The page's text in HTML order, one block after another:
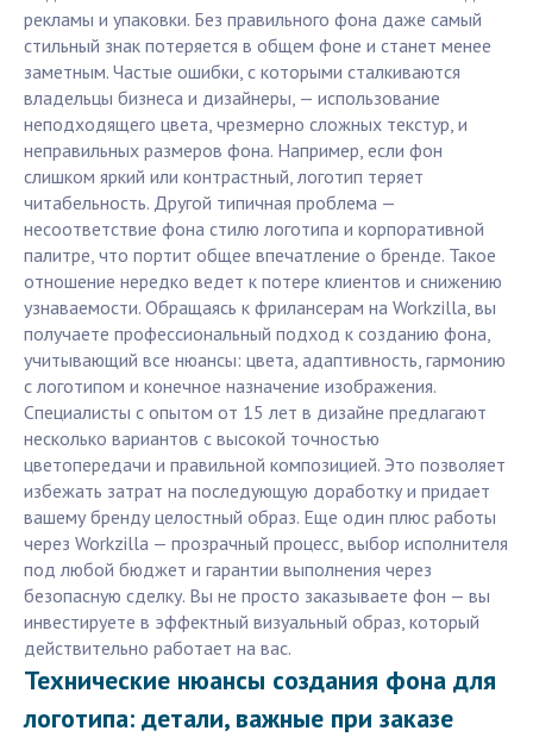
рекламы и упаковки. Без правильного фона даже самый
стильный знак потеряется в общем фоне и станет менее
заметным. Частые ошибки, с которыми сталкиваются
владельцы бизнеса и дизайнеры, — использование
неподходящего цвета, чрезмерно сложных текстур, и
неправильных размеров фона. Например, если фон
слишком яркий или контрастный, логотип теряет
читабельность. Другой типичная проблема —
несоответствие фона стилю логотипа и корпоративной
палитре, что портит общее впечатление о бренде. Такое
отношение нередко ведет к потере клиентов и снижению
узнаваемости. Обращаясь к фрилансерам на Workzilla, вы
получаете профессиональный подход к созданию фона,
учитывающий все нюансы: цвета, адаптивность, гармонию
с логотипом и конечное назначение изображения.
Специалисты с опытом от 15 лет в дизайне предлагают
несколько вариантов с высокой точностью
цветопередачи и правильной композицией. Это позволяет
избежать затрат на последующую доработку и придает
вашему бренду целостный образ. Еще один плюс работы
через Workzilla — прозрачный процесс, выбор исполнителя
под любой бюджет и гарантии выполнения через
безопасную сделку. Вы не просто заказываете фон — вы
инвестируете в эффектный визуальный образ, который
действительно работает на вас.
Технические нюансы создания фона для
логотипа: детали, важные при заказе